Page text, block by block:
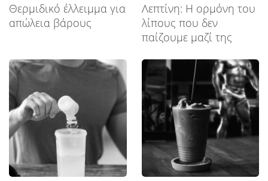
Θερμιδικό έλλειμμα για
απώλεια βάρους
Λεπτίνη: Η ορμόνη του
λίπους που δεν
παίζουμε μαζί της